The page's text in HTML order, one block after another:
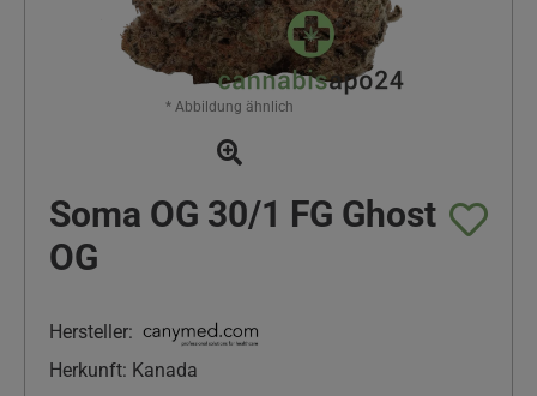
* Abbildung ähnlich
Soma OG 30/1 FG Ghost
OG
Hersteller:
Herkunft: Kanada